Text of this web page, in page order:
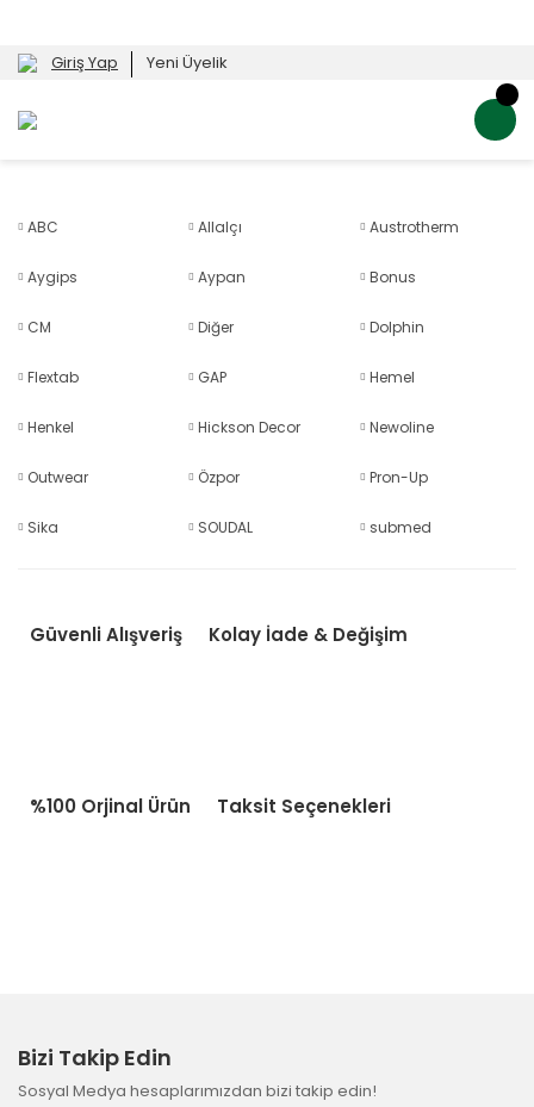
Giriş Yap Yeni Üyelik
ABC Allalçı Austrotherm
Aygips Aypan Bonus
CM Diğer Dolphin
Flextab GAP Hemel
Henkel Hickson Decor Newoline
Outwear Özpor Pron-Up
Sika SOUDAL submed
Güvenli Alışveriş Kolay İade & Değişim
%100 Orjinal Ürün Taksit Seçenekleri
Bizi Takip Edin
Sosyal Medya hesaplarımızdan bizi takip edin!